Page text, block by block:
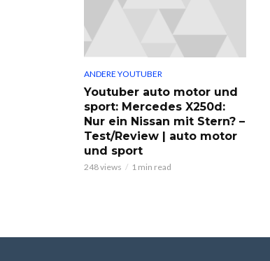
ANDERE YOUTUBER
Youtuber auto motor und
sport: Mercedes X250d:
Nur ein Nissan mit Stern? –
Test/Review | auto motor
und sport
248 views 1 min read